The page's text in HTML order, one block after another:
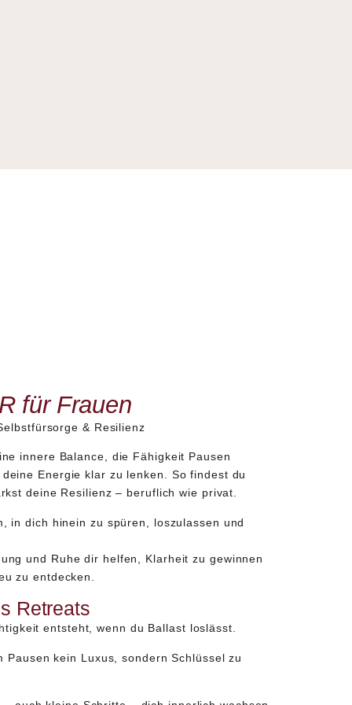
für Frauen
& Resilienz
innere Balance, die Fähigkeit Pausen
Energie klar zu lenken. So findest du
deine Resilienz – beruflich wie privat.
in dich hinein zu spüren, loszulassen und
und Ruhe dir helfen, Klarheit zu gewinnen
zu entdecken.
Retreats
entsteht, wenn du Ballast loslässt.
Pausen kein Luxus, sondern Schlüssel zu